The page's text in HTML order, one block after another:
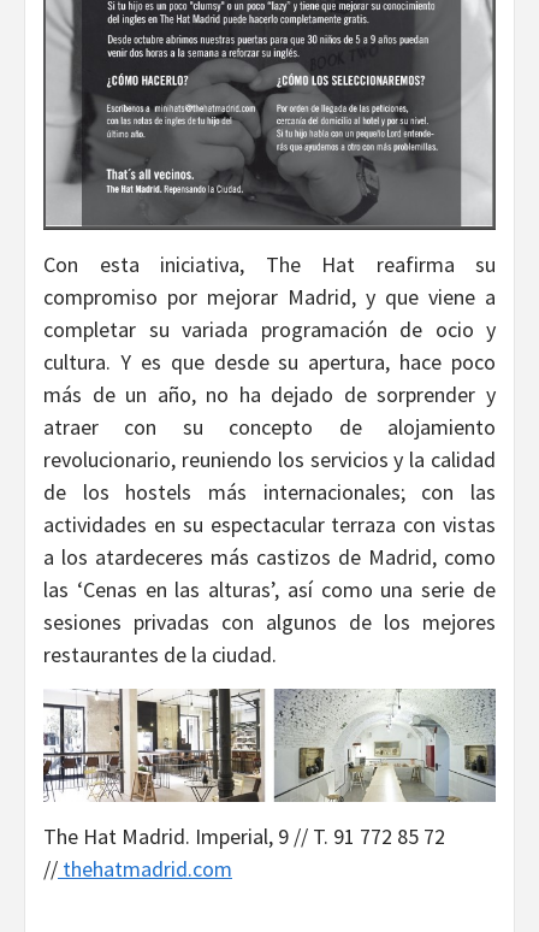
Con esta iniciativa, The Hat reafirma su
compromiso por mejorar Madrid, y que viene a
completar su variada programación de ocio y
cultura. Y es que desde su apertura, hace poco
más de un año, no ha dejado de sorprender y
atraer con su concepto de alojamiento
revolucionario, reuniendo los servicios y la calidad
de los hostels más internacionales; con las
actividades en su espectacular terraza con vistas
a los atardeceres más castizos de Madrid, como
las ‘Cenas en las alturas’, así como una serie de
sesiones privadas con algunos de los mejores
restaurantes de la ciudad.
The Hat Madrid. Imperial, 9 // T. 91 772 85 72
// thehatmadrid.com